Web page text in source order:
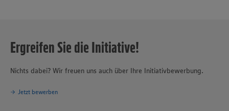
Ergreifen Sie die Initiative!
Nichts dabei? Wir freuen uns auch über Ihre Initiativbewerbung.
Jetzt bewerben